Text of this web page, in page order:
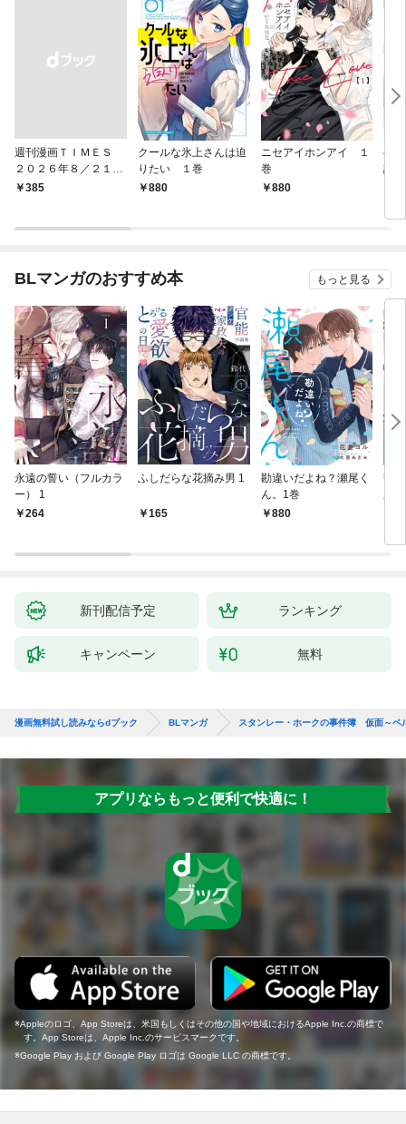
週刊漫画ＴＩＭＥＳ
２０２６年８／２１・
２８合併号
￥385
クールな氷上さんは迫
りたい １巻
880
ニセアイホンアイ １
巻
880
へ
話
BLマンガのおすすめ本 もっと見る
永遠の誓い（フルカラ
ー） 1
264
ふしだらな花摘み男 1
165
勘違いだよね？瀬尾く
ん。1巻
880
薄
版
新刊配信予定 ランキング
キャンペーン 無料
漫画無料試し読みならdブック BLマンガ スタンレー・ホークの事件簿 仮面～ペ
アプリならもっと便利で快適に！
Appleのロゴ、App Storeは、米国もしくはその他の国や地域におけるApple Inc.の商標で
す。App Storeは、Apple Inc.のサービスマークです。
Google Play および Google Play ロゴは Google LLC の商標です。